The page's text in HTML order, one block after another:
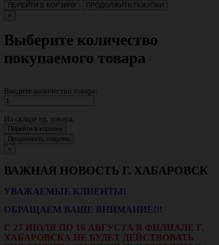
ПЕРЕЙТИ В КОРЗИНУ
ПРОДОЛЖИТЬ ПОКУПКИ
×
Выберите количество
покупаемого товара
Введите количество товара:
На складе ед. товара.
Перейти в корзину
Продолжить покупки
×
ВАЖНАЯ НОВОСТЬ Г. ХАБАРОВСК
УВАЖАЕМЫЕ КЛИЕНТЫ!
ОБРАЩАЕМ ВАШЕ ВНИМАНИЕ!!!
С 27 ИЮЛЯ ПО 16 АВГУСТА В ФИЛИАЛЕ Г.
ХАБАРОВСКА НЕ БУДЕТ ДЕЙСТВОВАТЬ